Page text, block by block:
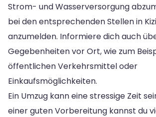
Strom- und Wasserversorgung
bei den entsprechenden Stellen in
anzumelden. Informiere dich auch
Gegebenheiten vor Ort, wie zum
öffentlichen Verkehrsmittel oder
Einkaufsmöglichkeiten.
Ein Umzug kann eine stressige Zeit
einer guten Vorbereitung kannst du